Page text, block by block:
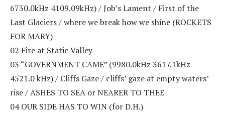
6730.0kHz 4109.09kHz) / Job’s Lament / First of the
Last Glaciers / where we break how we shine (ROCKETS
FOR MARY)
02 Fire at Static Valley
03 “GOVERNMENT CAME” (9980.0kHz 3617.1kHz
4521.0 kHz) / Cliffs Gaze / cliffs’ gaze at empty waters’
rise / ASHES TO SEA or NEARER TO THEE
04 OUR SIDE HAS TO WIN (for D.H.)